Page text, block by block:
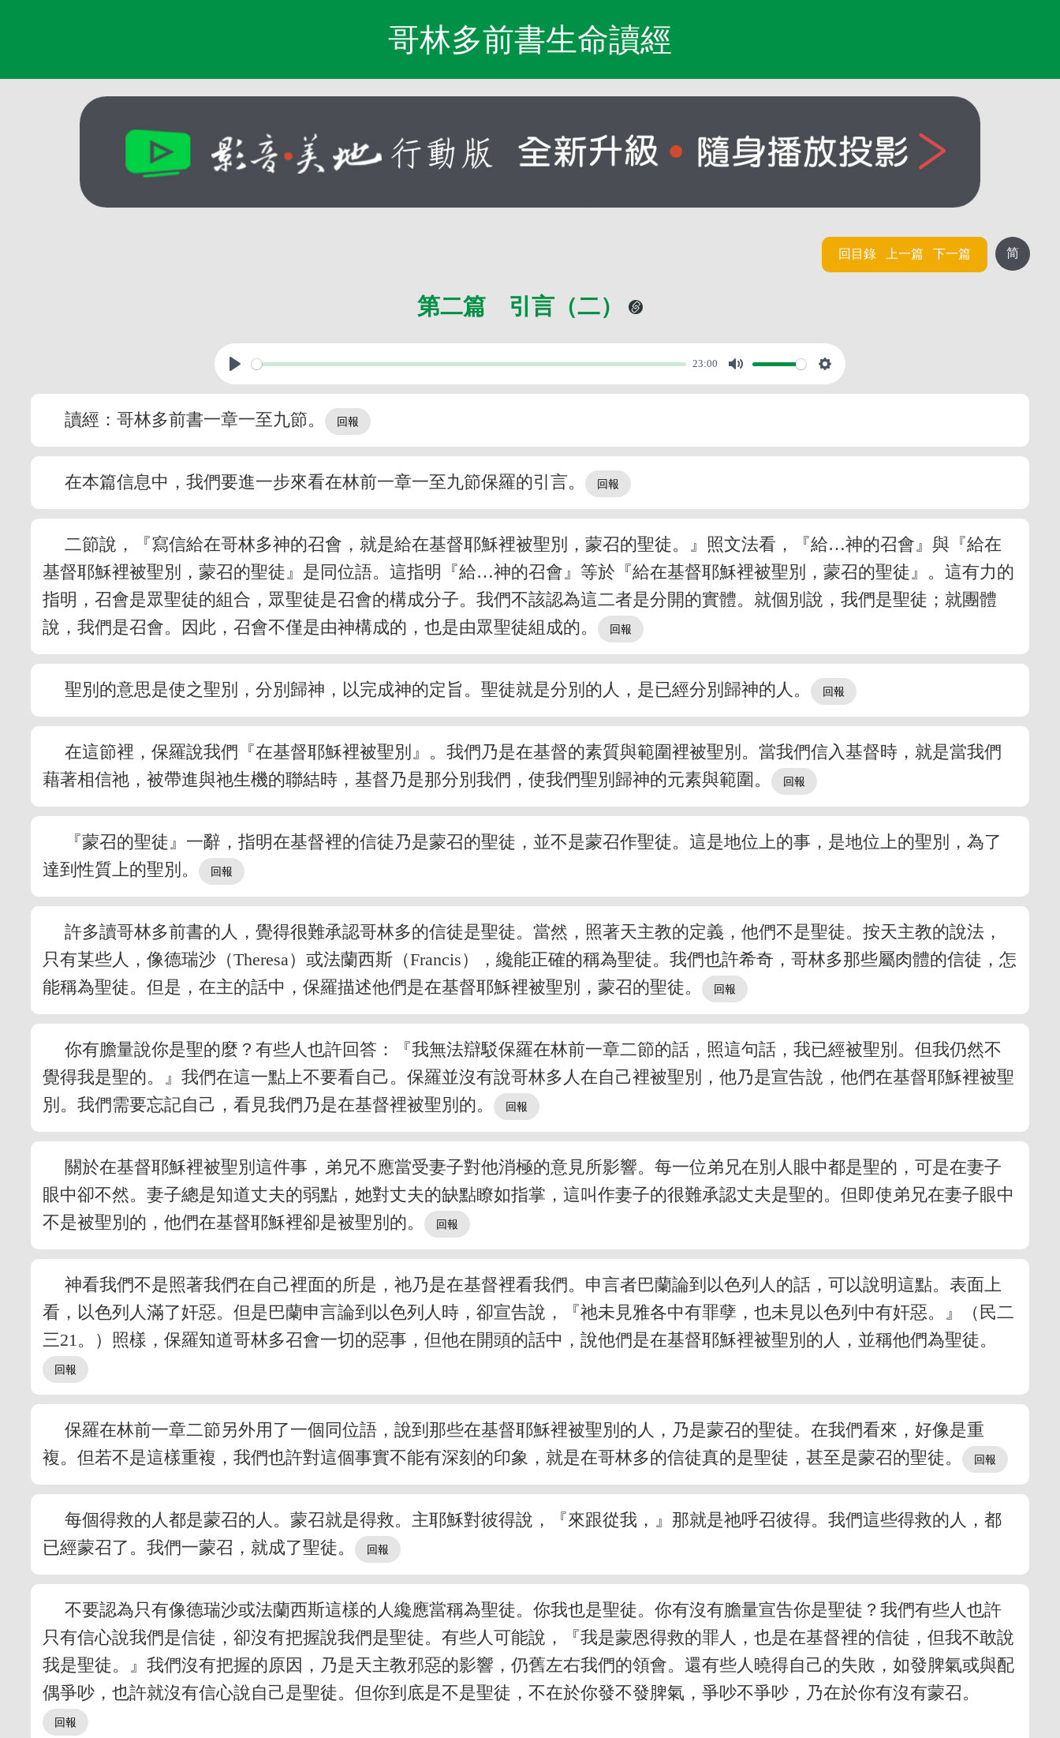
哥林多前書生命讀經
简
回目錄 上一篇 下一篇
第二篇 引言（二）
23:00
讀經：哥林多前書一章一至九節。
在本篇信息中，我們要進一步來看在林前一章一至九節保羅的引言。
二節說，『寫信給在哥林多神的召會，就是給在基督耶穌裡被聖別，蒙召的聖徒。』照文法看，『給…神的召會』與『給在
基督耶穌裡被聖別，蒙召的聖徒』是同位語。這指明『給…神的召會』等於『給在基督耶穌裡被聖別，蒙召的聖徒』。這有力的
指明，召會是眾聖徒的組合，眾聖徒是召會的構成分子。我們不該認為這二者是分開的實體。就個別說，我們是聖徒；就團體
說，我們是召會。因此，召會不僅是由神構成的，也是由眾聖徒組成的。
聖別的意思是使之聖別，分別歸神，以完成神的定旨。聖徒就是分別的人，是已經分別歸神的人。
在這節裡，保羅說我們『在基督耶穌裡被聖別』。我們乃是在基督的素質與範圍裡被聖別。當我們信入基督時，就是當我們
藉著相信祂，被帶進與祂生機的聯結時，基督乃是那分別我們，使我們聖別歸神的元素與範圍。
『蒙召的聖徒』一辭，指明在基督裡的信徒乃是蒙召的聖徒，並不是蒙召作聖徒。這是地位上的事，是地位上的聖別，為了
達到性質上的聖別。
許多讀哥林多前書的人，覺得很難承認哥林多的信徒是聖徒。當然，照著天主教的定義，他們不是聖徒。按天主教的說法，
只有某些人，像德瑞沙（Theresa）或法蘭西斯（Francis），纔能正確的稱為聖徒。我們也許希奇，哥林多那些屬肉體的信徒，怎
能稱為聖徒。但是，在主的話中，保羅描述他們是在基督耶穌裡被聖別，蒙召的聖徒。
你有膽量說你是聖的麼？有些人也許回答：『我無法辯駁保羅在林前一章二節的話，照這句話，我已經被聖別。但我仍然不
覺得我是聖的。』我們在這一點上不要看自己。保羅並沒有說哥林多人在自己裡被聖別，他乃是宣告說，他們在基督耶穌裡被聖
別。我們需要忘記自己，看見我們乃是在基督裡被聖別的。
關於在基督耶穌裡被聖別這件事，弟兄不應當受妻子對他消極的意見所影響。每一位弟兄在別人眼中都是聖的，可是在妻子
眼中卻不然。妻子總是知道丈夫的弱點，她對丈夫的缺點瞭如指掌，這叫作妻子的很難承認丈夫是聖的。但即使弟兄在妻子眼中
不是被聖別的，他們在基督耶穌裡卻是被聖別的。
神看我們不是照著我們在自己裡面的所是，祂乃是在基督裡看我們。申言者巴蘭論到以色列人的話，可以說明這點。表面上
看，以色列人滿了奸惡。但是巴蘭申言論到以色列人時，卻宣告說，『祂未見雅各中有罪孽，也未見以色列中有奸惡。』（民二
三21。）照樣，保羅知道哥林多召會一切的惡事，但他在開頭的話中，說他們是在基督耶穌裡被聖別的人，並稱他們為聖徒。
保羅在林前一章二節另外用了一個同位語，說到那些在基督耶穌裡被聖別的人，乃是蒙召的聖徒。在我們看來，好像是重
複。但若不是這樣重複，我們也許對這個事實不能有深刻的印象，就是在哥林多的信徒真的是聖徒，甚至是蒙召的聖徒。
每個得救的人都是蒙召的人。蒙召就是得救。主耶穌對彼得說，『來跟從我，』那就是祂呼召彼得。我們這些得救的人，都
已經蒙召了。我們一蒙召，就成了聖徒。
不要認為只有像德瑞沙或法蘭西斯這樣的人纔應當稱為聖徒。你我也是聖徒。你有沒有膽量宣告你是聖徒？我們有些人也許
只有信心說我們是信徒，卻沒有把握說我們是聖徒。有些人可能說，『我是蒙恩得救的罪人，也是在基督裡的信徒，但我不敢說
我是聖徒。』我們沒有把握的原因，乃是天主教邪惡的影響，仍舊左右我們的領會。還有些人曉得自己的失敗，如發脾氣或與配
偶爭吵，也許就沒有信心說自己是聖徒。但你到底是不是聖徒，不在於你發不發脾氣，爭吵不爭吵，乃在於你有沒有蒙召。